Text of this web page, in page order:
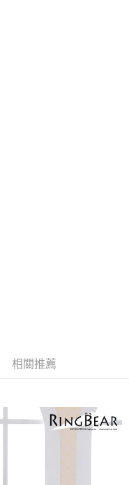
立即使用無須另外申請。
款截止日，確認付款後即完
交易確認頁面所載為準。
核未通過，訂單將自動取
於每月結算日後寄送繳費提
／台灣大直營門市／銀行轉
下簡稱本公司）所提供，讓
並由商店將買賣／分期付款
單繳交帳款。
大進項蒐集、處理及利用，
、核對及更正。
支付方式。 讓您購物簡單
。
。
跳轉至「AFTEE先享後付」
的連結，可透過四大超商／
交易完成。
若您需要取消訂單，請聯絡
為有效，需透過AFTEE先享
頁面顯示為準，若有關於
，請聯繫「AFTEE先享後付
support/home
帳號之用戶狀況，依本公司即
。若發現惡意使用之情形，
額度並採取法律行動。
相關推薦